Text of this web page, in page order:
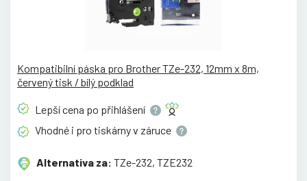
Kompatibilní páska pro Brother TZe-232, 12mm x 8m,
červený tisk / bílý podklad
Lepší cena po přihlášení
Vhodné i pro tiskárny v záruce
Alternativa za: TZe-232, TZE232